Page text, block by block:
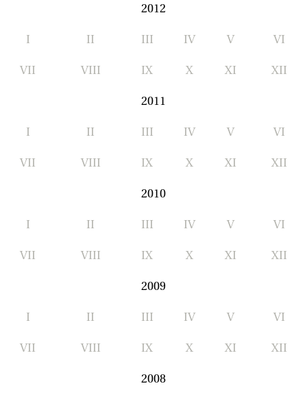
2012
I II III IV V VI
VII VIII IX X XI XII
2011
I II III IV V VI
VII VIII IX X XI XII
2010
I II III IV V VI
VII VIII IX X XI XII
2009
I II III IV V VI
VII VIII IX X XI XII
2008